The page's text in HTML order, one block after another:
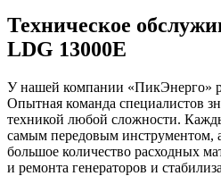
Техническое
LDG 13000E
У нашей компании «ПикЭнерго»
Опытная команда специалистов
техникой любой сложности.
самым передовым инструментом,
большое количество расходных
и ремонта генераторов и